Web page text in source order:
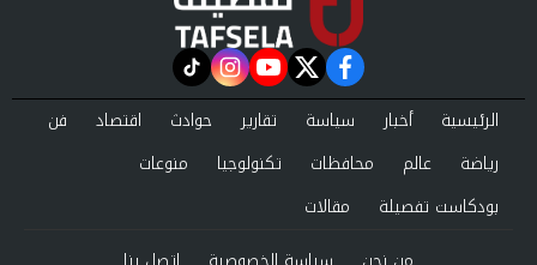
facebook
twitter
youtube
instagram
tiktok
الرئيسية أخبار سياسة تقارير حوادث اقتصاد
فن
رياضة
عالم محافظات تكنولوجيا
منوعات
بودكاست تفصيلة
مقالات